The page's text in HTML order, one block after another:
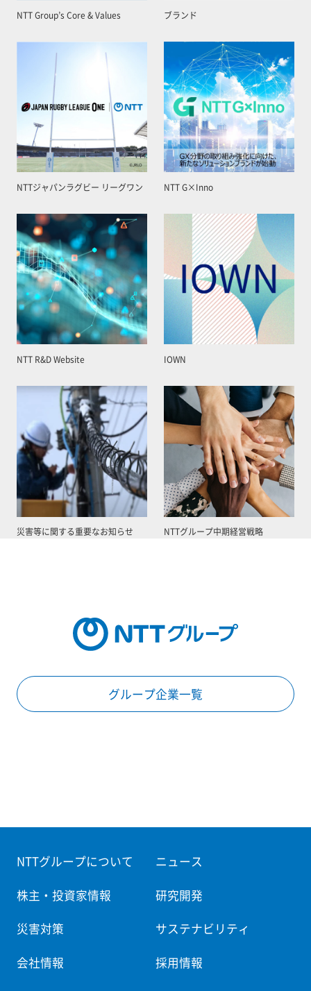
NTT Group’s Core & Values ブランド
NTTジャパンラグビー リーグワン NTT G×Inno
NTT R&D Website IOWN
災害等に関する重要なお知らせ NTTグループ中期経営戦略
グループ企業一覧
NTTグループについて ニュース
株主・投資家情報 研究開発
災害対策 サステナビリティ
会社情報 採用情報